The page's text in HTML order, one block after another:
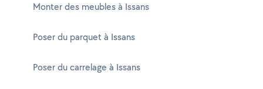
Monter des meubles à Issans
Poser du parquet à Issans
Poser du carrelage à Issans